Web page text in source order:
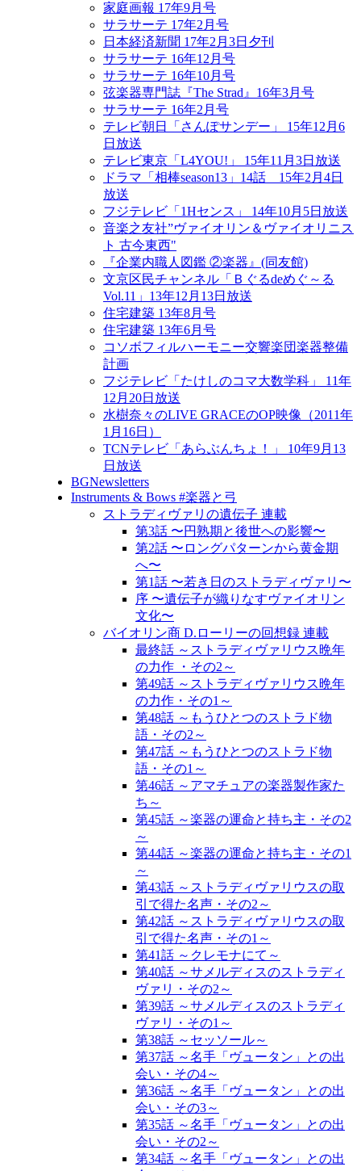
家庭画報 17年9月号
サラサーテ 17年2月号
日本経済新聞 17年2月3日夕刊
サラサーテ 16年12月号
サラサーテ 16年10月号
弦楽器専門誌『The Strad』16年3月号
サラサーテ 16年2月号
テレビ朝日「さんぽサンデー」 15年12月6
日放送
テレビ東京「L4YOU!」 15年11月3日放送
ドラマ「相棒season13」14話 15年2月4日
放送
フジテレビ「1Hセンス」 14年10月5日放送
音楽之友社”ヴァイオリン＆ヴァイオリニス
ト 古今東西"
『企業内職人図鑑 ②楽器』(同友館)
文京区民チャンネル「Ｂぐるdeめぐ～る
Vol.11」13年12月13日放送
住宅建築 13年8月号
住宅建築 13年6月号
コソボフィルハーモニー交響楽団楽器整備
計画
フジテレビ「たけしのコマ大数学科」 11年
12月20日放送
水樹奈々のLIVE GRACEのOP映像（2011年
1月16日）
TCNテレビ「あらぶんちょ！」 10年9月13
日放送
BGNewsletters
Instruments & Bows #楽器と弓
ストラディヴァリの遺伝子 連載
第3話 〜円熟期と後世への影響〜
第2話 〜ロングパターンから黄金期
へ〜
第1話 〜若き日のストラディヴァリ〜
序 〜遺伝子が織りなすヴァイオリン
文化〜
バイオリン商 D.ローリーの回想録 連載
最終話 ～ストラディヴァリウス晩年
の力作 ・その2～
第49話 ～ストラディヴァリウス晩年
の力作・その1～
第48話 ～もうひとつのストラド物
語・その2～
第47話 ～もうひとつのストラド物
語・その1～
第46話 ～アマチュアの楽器製作家た
ち～
第45話 ～楽器の運命と持ち主・その2
～
第44話 ～楽器の運命と持ち主・その1
～
第43話 ～ストラディヴァリウスの取
引で得た名声・その2～
第42話 ～ストラディヴァリウスの取
引で得た名声・その1～
第41話 ～クレモナにて～
第40話 ～サメルディスのストラディ
ヴァリ・その2～
第39話 ～サメルディスのストラディ
ヴァリ・その1～
第38話 ～セッソール～
第37話 ～名手「ヴュータン」との出
会い・その4～
第36話 ～名手「ヴュータン」との出
会い・その3～
第35話 ～名手「ヴュータン」との出
会い・その2～
第34話 ～名手「ヴュータン」との出